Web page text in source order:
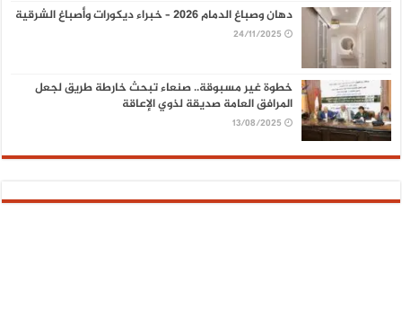
دهان وصباغ الدمام 2026 – خبراء ديكورات وأصباغ الشرقية
24/11/2025
خطوة غير مسبوقة.. صنعاء تبحث خارطة طريق لجعل
المرافق العامة صديقة لذوي الإعاقة
13/08/2025